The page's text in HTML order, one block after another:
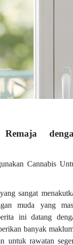
Cannabis
sangat
muda yang
ini datang
banyak
untuk rawatan